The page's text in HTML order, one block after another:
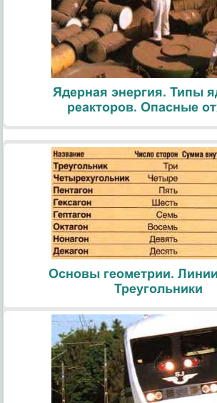
Ядерная энергия. Типы
реакторов. Опасные
Основы геометрии.
Треугольники